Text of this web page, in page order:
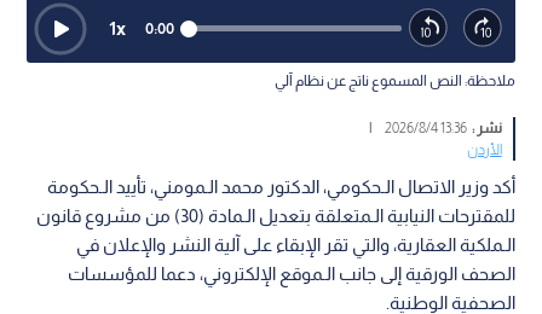
0:00
1x
ملاحظة: النص المسموع ناتج عن نظام آلي
نشر :13:36 2026/8/4
|
الأردن
أكد وزير الاتصال الـحكومي، الدكتور محمد الـمومني، تأييد الـحكومة
للمقترحات النيابية الـمتعلقة بتعديل الـمادة (30) من مشروع قانون
الـملكية العقارية، والتي تقر الإبقاء على آلية النشر والإعلان في
الصحف الورقية إلى جانب الـموقع الإلكتروني، دعما للمؤسسات
الصحفية الوطنية.